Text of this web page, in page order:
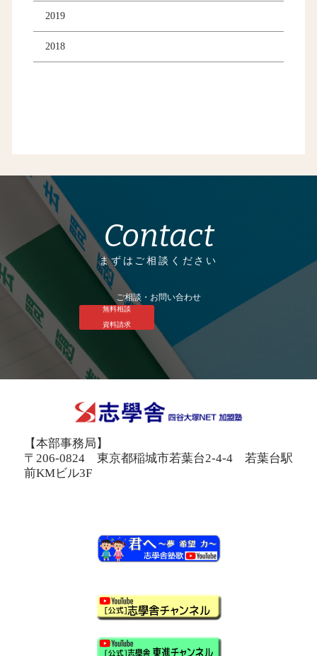
2019
2018
Contact
まずはご相談ください
ご相談・お問い合わせ
無料相談
資料請求
【本部事務局】
〒206-0824 東京都稲城市若葉台2-4-4 若葉台駅
前KMビル3F